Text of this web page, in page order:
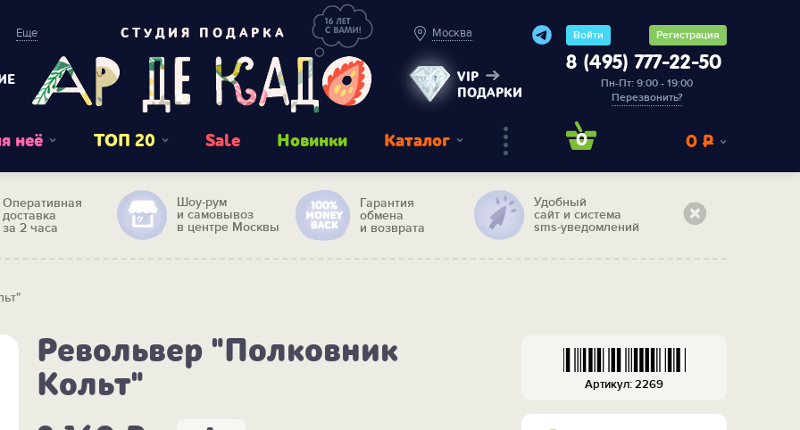
Еще СТУДИЯ ПОДАРКА Москва
VIP
ПОДАРКИ
Войти Регистрация
8 (495) 777-22-50
Пн-Пт: 9:00 - 19:00
Перезвонить?
неё ТОП 20 Sale Новинки Каталог 0 0 Р
Оперативная
доставка
за 2 часа
Шоу-рум
и самовывоз
в центре Москвы
Гарантия
обмена
и возврата
Удобный
сайт и система
sms-уведомлений
Револьвер "Полковник
Кольт"
Артикул: 2269